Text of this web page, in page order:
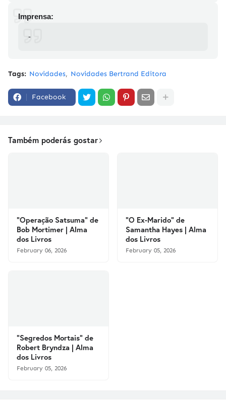
Imprensa:
-
Tags: Novidades Novidades Bertrand Editora
Facebook
Também poderás gostar
"Operação Satsuma" de
Bob Mortimer | Alma
dos Livros
February 06, 2026
"O Ex-Marido" de
Samantha Hayes | Alma
dos Livros
February 05, 2026
"Segredos Mortais" de
Robert Bryndza | Alma
dos Livros
February 05, 2026